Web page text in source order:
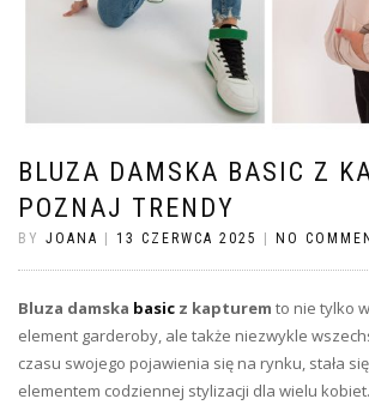
BLUZA DAMSKA BASIC Z
POZNAJ TRENDY
BY JOANA | 13 CZERWCA 2025 | NO
Bluza damska basic z kapturem to nie tylko
element garderoby, ale także niezwykle
czasu swojego pojawienia się na rynku, stała
elementem codziennej stylizacji dla wielu